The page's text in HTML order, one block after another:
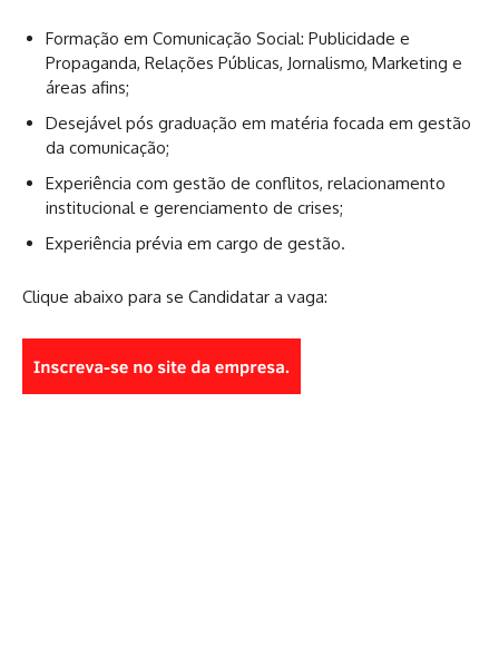
Formação em Comunicação Social: Publicidade e
Propaganda, Relações Públicas, Jornalismo, Marketing e
áreas afins;
Desejável pós graduação em matéria focada em gestão
da comunicação;
Experiência com gestão de conflitos, relacionamento
institucional e gerenciamento de crises;
Experiência prévia em cargo de gestão.
Clique abaixo para se Candidatar a vaga: